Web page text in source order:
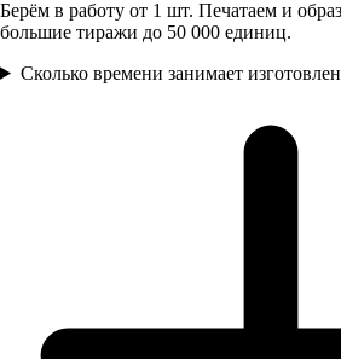
Берём в работу от 1 шт. Печатаем и
большие тиражи до 50 000 единиц.
Сколько времени занимает